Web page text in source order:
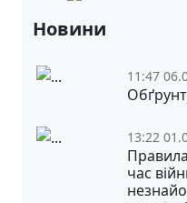
Новини
11:47
13:22
час